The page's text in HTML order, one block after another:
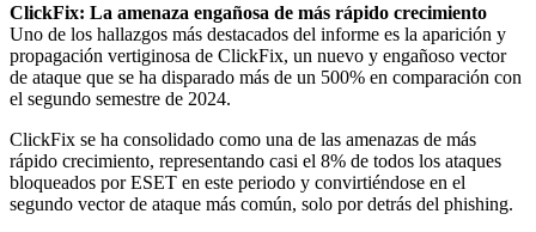
ClickFix: La amenaza engañosa de más rápido crecimiento
Uno de los hallazgos más destacados del informe es la aparición y
propagación vertiginosa de ClickFix, un nuevo y engañoso vector
de ataque que se ha disparado más de un 500% en comparación con
el segundo semestre de 2024.
ClickFix se ha consolidado como una de las amenazas de más
rápido crecimiento, representando casi el 8% de todos los ataques
bloqueados por ESET en este periodo y convirtiéndose en el
segundo vector de ataque más común, solo por detrás del phishing.